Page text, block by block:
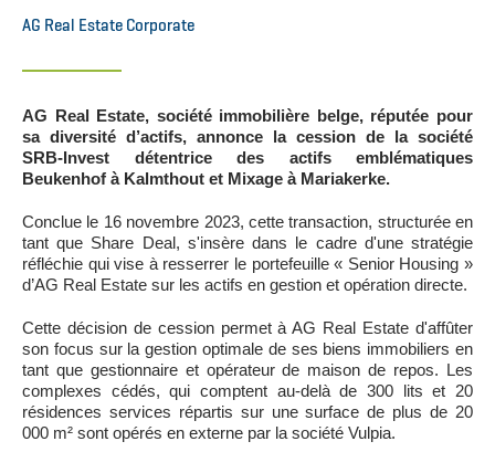
AG Real Estate Corporate
AG Real Estate, société immobilière belge, réputée pour
sa diversité d’actifs, annonce la cession de la société
SRB-Invest détentrice des actifs emblématiques
Beukenhof à Kalmthout et Mixage à Mariakerke.
Conclue le 16 novembre 2023, cette transaction, structurée en
tant que Share Deal, s'insère dans le cadre d'une stratégie
réfléchie qui vise à resserrer le portefeuille « Senior Housing »
d’AG Real Estate sur les actifs en gestion et opération directe.
Cette décision de cession permet à AG Real Estate d'affûter
son focus sur la gestion optimale de ses biens immobiliers en
tant que gestionnaire et opérateur de maison de repos. Les
complexes cédés, qui comptent au-delà de 300 lits et 20
résidences services répartis sur une surface de plus de 20
000 m² sont opérés en externe par la société Vulpia.